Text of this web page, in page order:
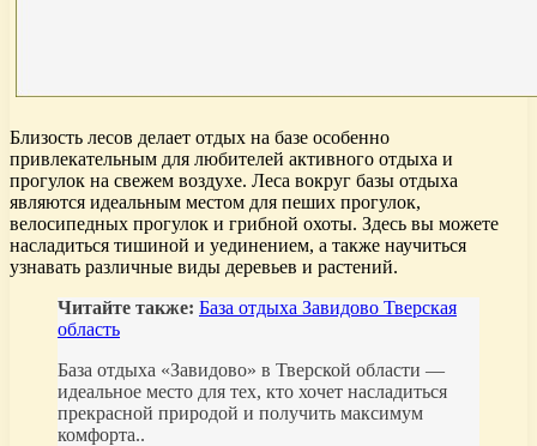
Близость лесов делает отдых на базе особенно
привлекательным для любителей активного отдыха и
прогулок на свежем воздухе. Леса вокруг базы отдыха
являются идеальным местом для пеших прогулок,
велосипедных прогулок и грибной охоты. Здесь вы можете
насладиться тишиной и уединением, а также научиться
узнавать различные виды деревьев и растений.
Читайте также: База отдыха Завидово Тверская
область
База отдыха «Завидово» в Тверской области —
идеальное место для тех, кто хочет насладиться
прекрасной природой и получить максимум
комфорта..